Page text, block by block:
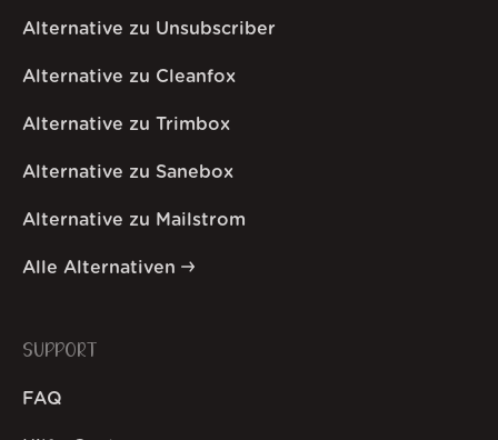
Alternative zu Unsubscriber
Alternative zu Cleanfox
Alternative zu Trimbox
Alternative zu Sanebox
Alternative zu Mailstrom
Alle Alternativen
SUPPORT
FAQ